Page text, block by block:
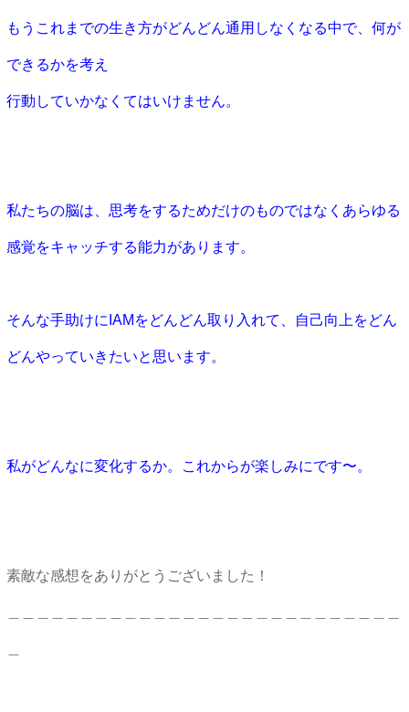
もうこれまでの生き方がどんどん通用しなくなる中で、何が
できるかを考え
行動していかなくてはいけません。
私たちの脳は、思考をするためだけのものではなくあらゆる
感覚をキャッチする能力があります。
そんな手助けにIAMをどんどん取り入れて、自己向上をどん
どんやっていきたいと思います。
私がどんなに変化するか。これからが楽しみにです〜。
素敵な感想をありがとうございました！